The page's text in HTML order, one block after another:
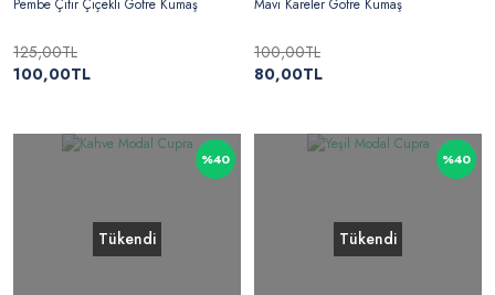
Pembe Çıtır Çiçekli Gofre Kumaş
125,00TL
100,00TL
Mavi Kareler Gofre Kumaş
100,00TL
80,00TL
%40
Tükendi
%40
Tükendi